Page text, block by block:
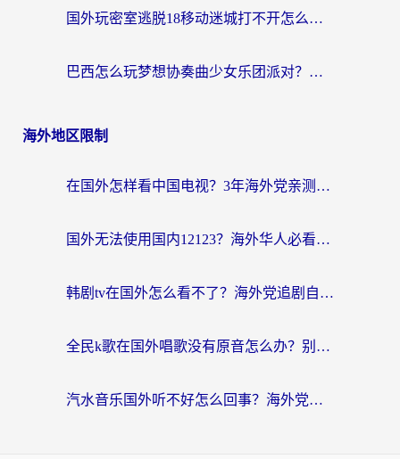
国外玩密室逃脱18移动迷城打不开怎么办？海外玩家亲测有效的解决指南
巴西怎么玩梦想协奏曲少女乐团派对？海外党必看的国服游戏加速全攻略（附波兰天涯明月刀实用技巧）
海外地区限制
在国外怎样看中国电视？3年海外党亲测有效的追剧加速器指南
国外无法使用国内12123？海外华人必看：选对回国加速器，解决迪拜语音+12123访问难题
韩剧tv在国外怎么看不了？海外党追剧自由的终极解决方案来了
全民k歌在国外唱歌没有原音怎么办？别让地域限制毁了你的麦霸时刻
汽水音乐国外听不好怎么回事？海外党亲测有效的回国加速方案来了